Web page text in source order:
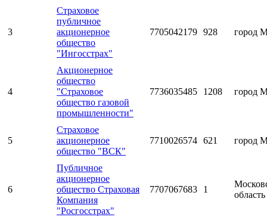
3
Страховое
публичное
акционерное
общество
"Ингосстрах"
7705042179 928 город
4
Акционерное
общество
"Страховое
общество газовой
промышленности"
7736035485 1208 город
5
Страховое
акционерное
общество "ВСК"
7710026574 621 город
6
Публичное
акционерное
общество Страховая
Компания
"Росгосстрах"
7707067683 1
область